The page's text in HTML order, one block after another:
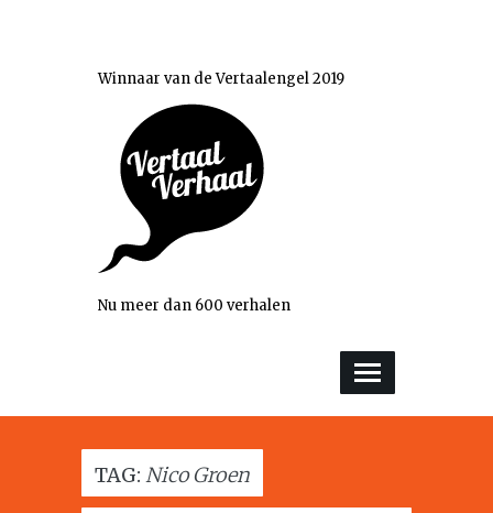
Winnaar van de Vertaalengel 2019
Nu meer dan 600 verhalen
TAG: Nico Groen